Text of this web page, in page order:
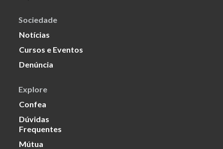
Sociedade
Notícias
Cursos e Eventos
Denúncia
Explore
Confea
Dúvidas
Frequentes
Mútua